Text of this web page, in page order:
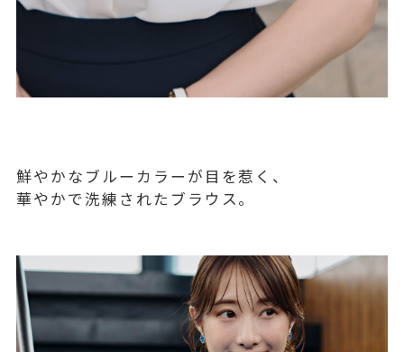
鮮やかなブルーカラーが目を惹く、
華やかで洗練されたブラウス。